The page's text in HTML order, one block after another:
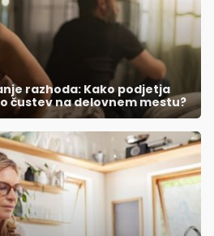
razhoda: Kako podjetja
čustev na delovnem mestu?